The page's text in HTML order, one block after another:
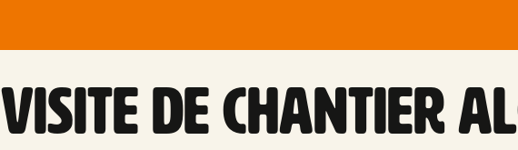
Visite de chantier